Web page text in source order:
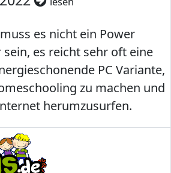
es nicht ein Power
es reicht sehr oft eine
PC Variante,
zu machen und
herumzusurfen.